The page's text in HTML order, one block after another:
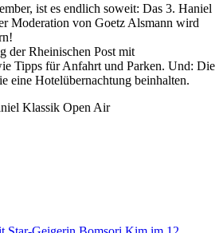
ist es endlich soweit: Das 3. Haniel
Moderation von Goetz Alsmann wird
der Rheinischen Post mit
Tipps für Anfahrt und Parken. Und: Die
eine Hotelübernachtung beinhalten.
Klassik Open Air